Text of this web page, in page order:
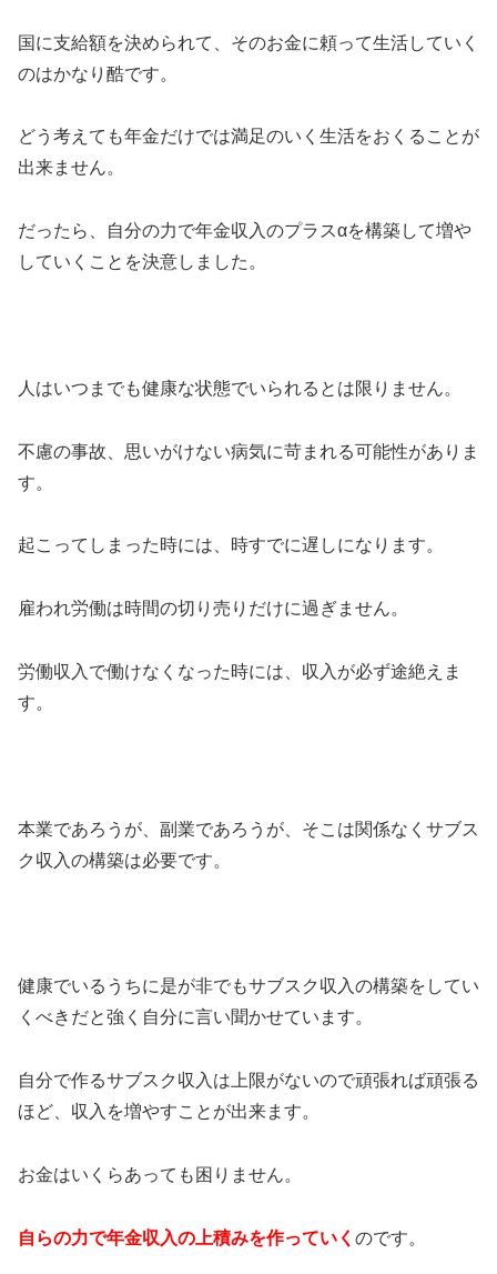
国に支給額を決められて、そのお金に頼って生活していく
のはかなり酷です。
どう考えても年金だけでは満足のいく生活をおくることが
出来ません。
だったら、自分の力で年金収入のプラスαを構築して増や
していくことを決意しました。
人はいつまでも健康な状態でいられるとは限りません。
不慮の事故、思いがけない病気に苛まれる可能性がありま
す。
起こってしまった時には、時すでに遅しになります。
雇われ労働は時間の切り売りだけに過ぎません。
労働収入で働けなくなった時には、収入が必ず途絶えま
す。
本業であろうが、副業であろうが、そこは関係なくサブス
ク収入の構築は必要です。
健康でいるうちに是が非でもサブスク収入の構築をしてい
くべきだと強く自分に言い聞かせています。
自分で作るサブスク収入は上限がないので頑張れば頑張る
ほど、収入を増やすことが出来ます。
お金はいくらあっても困りません。
自らの力で年金収入の上積みを作っていく のです。